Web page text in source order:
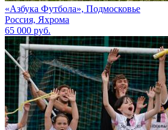
«Азбука Футбола», Подмосковье
Россия, Яхрома
65 000 руб.